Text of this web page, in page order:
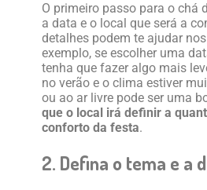
O primeiro passo para o chá
a data e o local que será a
detalhes podem te ajudar
exemplo, se escolher uma
tenha que fazer algo mais
no verão e o clima estiver
ou ao ar livre pode ser uma
que o local irá definir a
conforto da festa.
2. Defina o tema e a